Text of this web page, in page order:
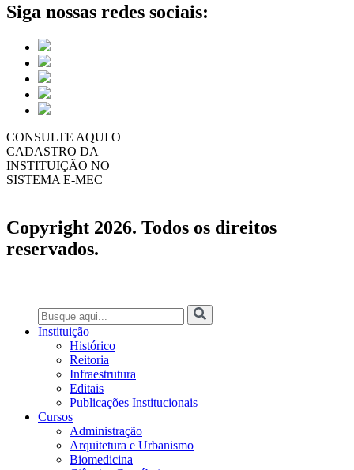
Siga nossas redes sociais:
CONSULTE AQUI O
CADASTRO DA
INSTITUIÇÃO NO
SISTEMA E-MEC
Copyright 2026. Todos os direitos
reservados.
Instituição
Histórico
Reitoria
Infraestrutura
Editais
Publicações Institucionais
Cursos
Administração
Arquitetura e Urbanismo
Biomedicina